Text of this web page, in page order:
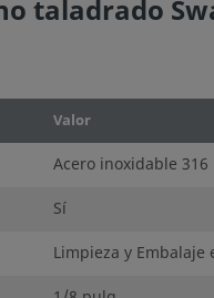
taladrado
Valor
Acero inoxidable 316
Sí
Limpieza y Embalaje